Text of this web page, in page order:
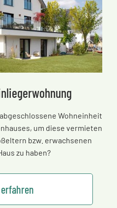
Wohneinheit
um diese vermieten
bzw. erwachsenen
zu haben?